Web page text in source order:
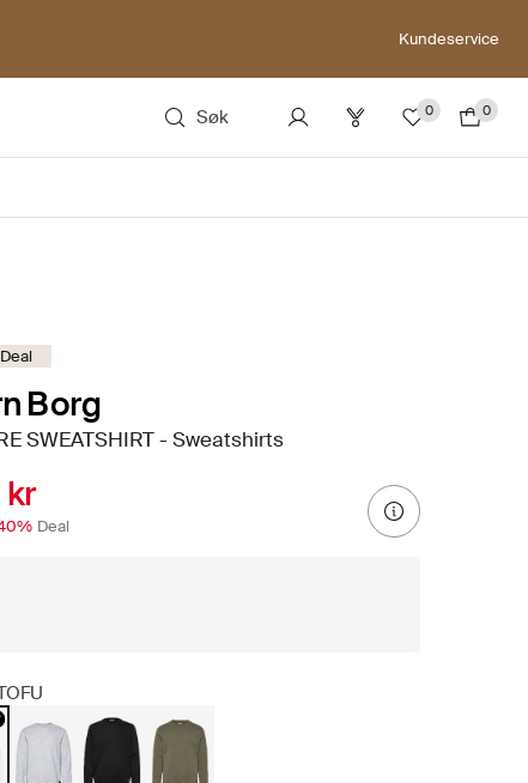
Kundeservice
Søk 0 0
Borg
SWEATSHIRT - Sweatshirts
Deal